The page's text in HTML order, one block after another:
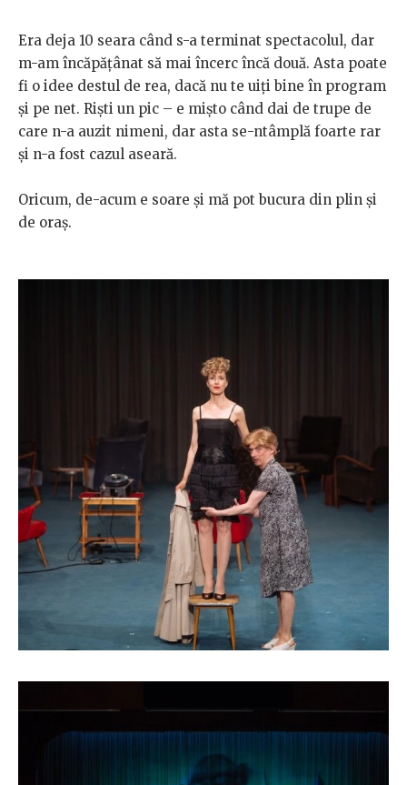
Era deja 10 seara când s-a terminat spectacolul, dar
m-am încăpățânat să mai încerc încă două. Asta poate
fi o idee destul de rea, dacă nu te uiți bine în program
și pe net. Riști un pic – e mișto când dai de trupe de
care n-a auzit nimeni, dar asta se-ntâmplă foarte rar
și n-a fost cazul aseară.
Oricum, de-acum e soare și mă pot bucura din plin și
de oraș.